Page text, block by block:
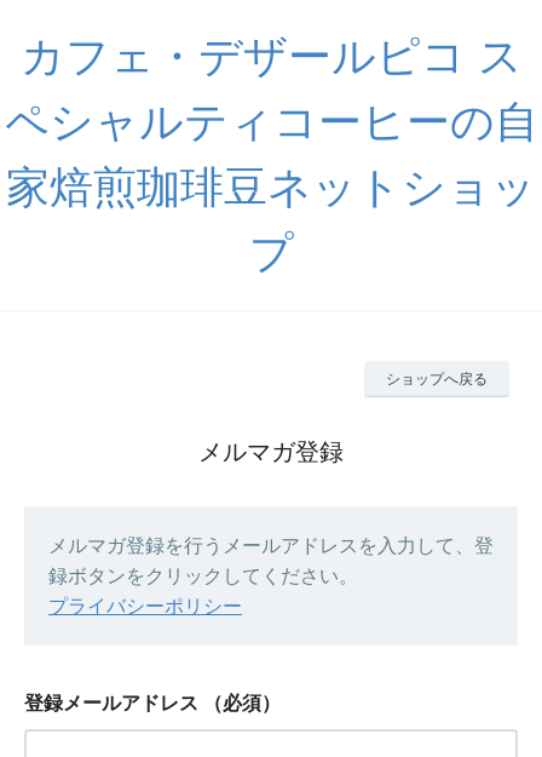
カフェ・デザールピコ ス
ペシャルティコーヒーの自
家焙煎珈琲豆ネットショッ
プ
ショップへ戻る
メルマガ登録
メルマガ登録を行うメールアドレスを入力して、登
録ボタンをクリックしてください。
プライバシーポリシー
登録メールアドレス （必須）